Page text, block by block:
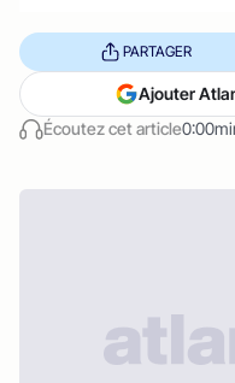
Écoutez cet article
PARTAGER
Ajouter